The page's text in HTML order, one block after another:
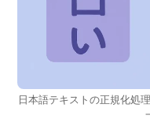
日本語テキストの正規化処